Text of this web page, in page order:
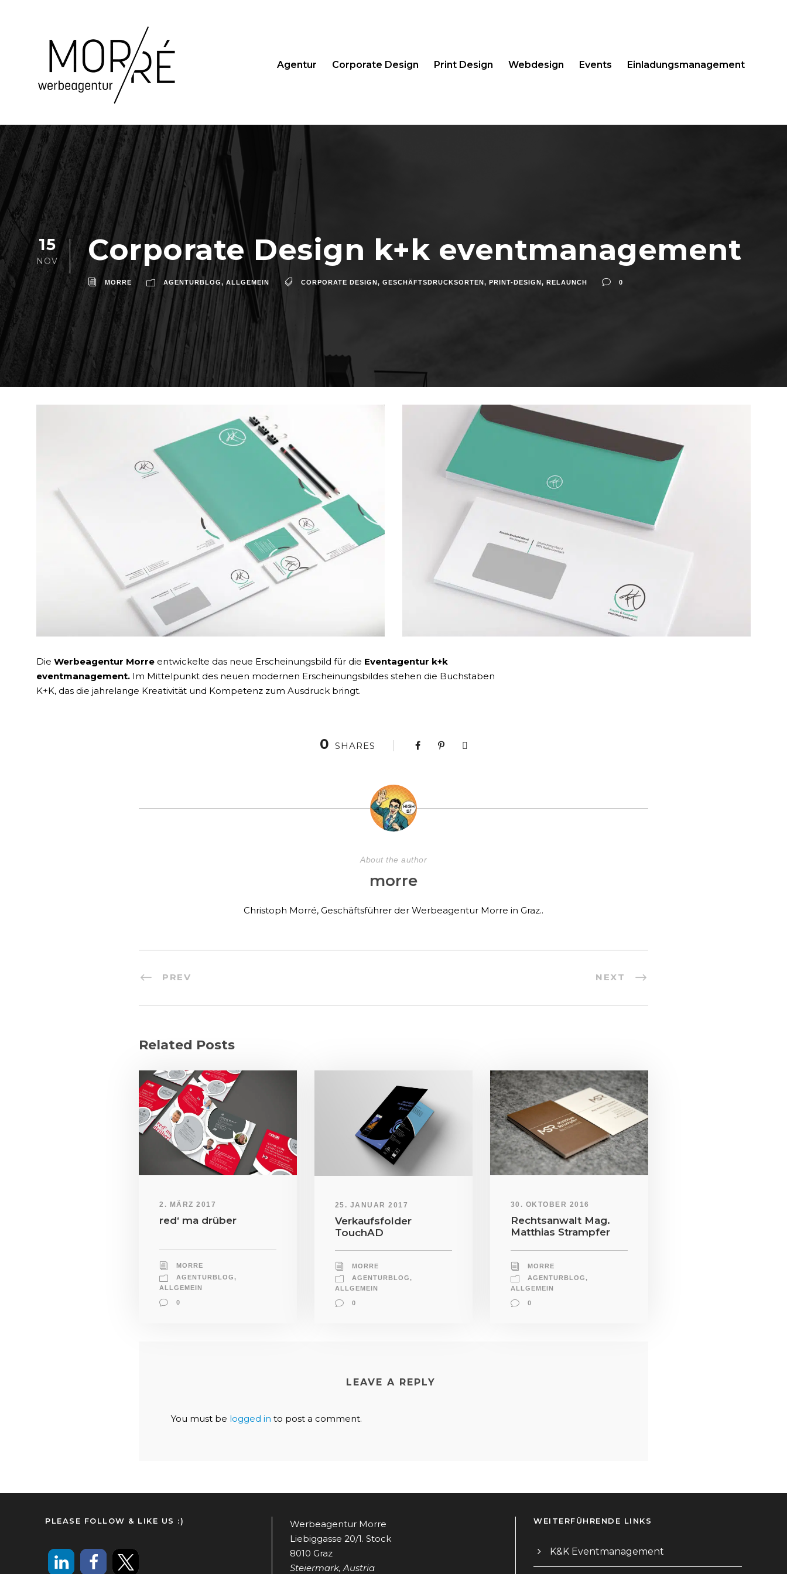
Agentur Corporate Design Print Design Webdesign Events Einladungsmanagement
15
NOV
.
Corporate Design k+k eventmanagement
MORRE AGENTURBLOG, ALLGEMEIN CORPORATE DESIGN, GESCHÄFTSDRUCKSORTEN, PRINT-DESIGN, RELAUNCH 0
Die Werbeagentur Morre entwickelte das neue Erscheinungsbild für die Eventagentur k+k
eventmanagement. Im Mittelpunkt des neuen modernen Erscheinungsbildes stehen die Buchstaben
K+K, das die jahrelange Kreativität und Kompetenz zum Ausdruck bringt.
0 SHARES
About the author
morre
Christoph Morré, Geschäftsführer der Werbeagentur Morre in Graz..
PREV NEXT
Related Posts
2. MÄRZ 2017
red‘ ma drüber
MORRE
AGENTURBLOG,
ALLGEMEIN
0
25. JANUAR 2017
Verkaufsfolder
TouchAD
MORRE
AGENTURBLOG,
ALLGEMEIN
0
30. OKTOBER 2016
Rechtsanwalt Mag.
Matthias Strampfer
MORRE
AGENTURBLOG,
ALLGEMEIN
0
LEAVE A REPLY
You must be logged in to post a comment.
PLEASE FOLLOW & LIKE US :)
Werbeagentur Morre
Liebiggasse 20/1. Stock
8010 Graz
Steiermark, Austria
WEITERFÜHRENDE LINKS
K&K Eventmanagement